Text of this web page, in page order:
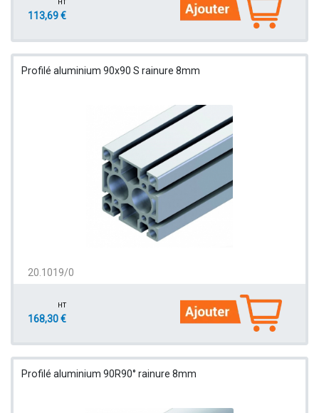
HT
113,69 €
Profilé aluminium 90x90 S rainure 8mm
20.1019/0
HT
168,30 €
Profilé aluminium 90R90° rainure 8mm